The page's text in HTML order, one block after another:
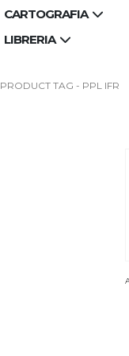
CARTOGRAFIA
LIBRERIA
PRODUCT TAG - PPL IFR